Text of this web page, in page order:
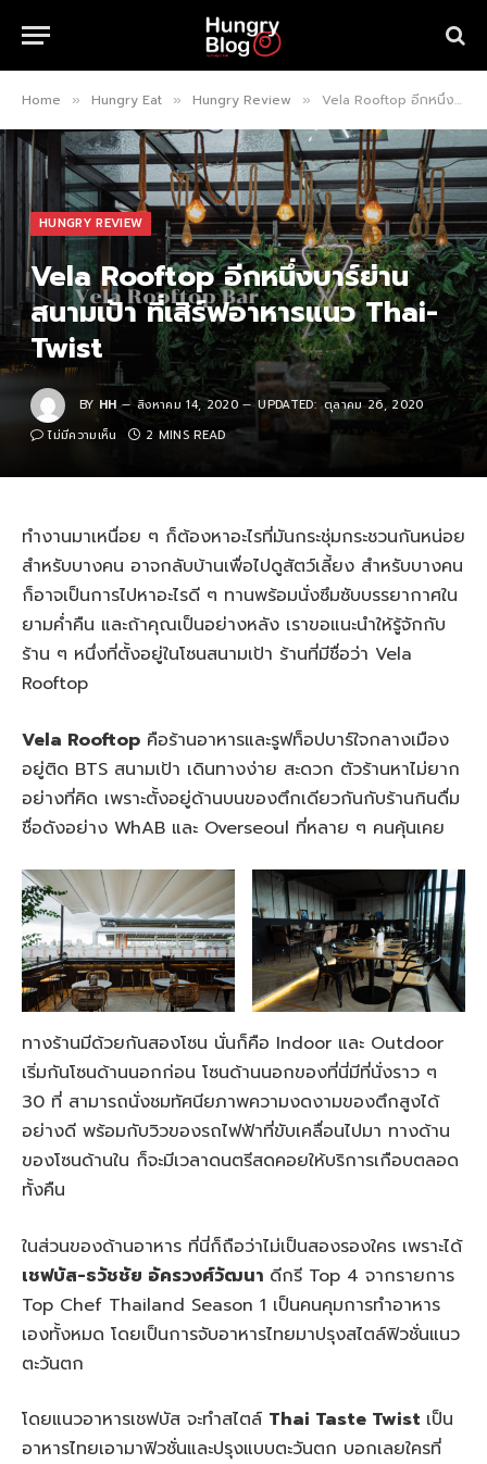
Home » Hungry Eat » Hungry Review » Vela Rooftop อีกหนึ่งบาร์ย่านสนามเป้า ที่เสิร์ฟอาหารแนว Thai-Twist
HUNGRY REVIEW
Vela Rooftop อีกหนึ่งบาร์ย่าน
สนามเป้า ที่เสิร์ฟอาหารแนว Thai-
Twist
BY HH สิงหาคม 14, 2020 UPDATED: ตุลาคม 26, 2020
ไม่มีความเห็น
2 MINS READ
ทำงานมาเหนื่อย ๆ ก็ต้องหาอะไรที่มันกระชุ่มกระชวนกันหน่อย
สำหรับบางคน อาจกลับบ้านเพื่อไปดูสัตว์เลี้ยง สำหรับบางคน
ก็อาจเป็นการไปหาอะไรดี ๆ ทานพร้อมนั่งซึมซับบรรยากาศใน
ยามค่ำคืน และถ้าคุณเป็นอย่างหลัง เราขอแนะนำให้รู้จักกับ
ร้าน ๆ หนึ่งที่ตั้งอยู่ในโซนสนามเป้า ร้านที่มีชื่อว่า Vela
Rooftop
Vela Rooftop คือร้านอาหารและรูฟท็อปบาร์ใจกลางเมือง
อยู่ติด BTS สนามเป้า เดินทางง่าย สะดวก ตัวร้านหาไม่ยาก
อย่างที่คิด เพราะตั้งอยู่ด้านบนของตึกเดียวกันกับร้านกินดื่ม
ชื่อดังอย่าง WhAB และ Overseoul ที่หลาย ๆ คนคุ้นเคย
ทางร้านมีด้วยกันสองโซน นั่นก็คือ Indoor และ Outdoor
เริ่มกันโซนด้านนอกก่อน โซนด้านนอกของที่นี่มีที่นั่งราว ๆ
30 ที่ สามารถนั่งชมทัศนียภาพความงดงามของตึกสูงได้
อย่างดี พร้อมกับวิวของรถไฟฟ้าที่ขับเคลื่อนไปมา ทางด้าน
ของโซนด้านใน ก็จะมีเวลาดนตรีสดคอยให้บริการเกือบตลอด
ทั้งคืน
ในส่วนของด้านอาหาร ที่นี่ก็ถือว่าไม่เป็นสองรองใคร เพราะได้
เชฟบัส-ธวัชชัย อัครวงศ์วัฒนา ดีกรี Top 4 จากรายการ
Top Chef Thailand Season 1 เป็นคนคุมการทำอาหาร
เองทั้งหมด โดยเป็นการจับอาหารไทยมาปรุงสไตล์ฟิวชั่นแนว
ตะวันตก
โดยแนวอาหารเชฟบัส จะทำสไตล์ Thai Taste Twist เป็น
อาหารไทยเอามาฟิวชั่นและปรุงแบบตะวันตก บอกเลยใครที่